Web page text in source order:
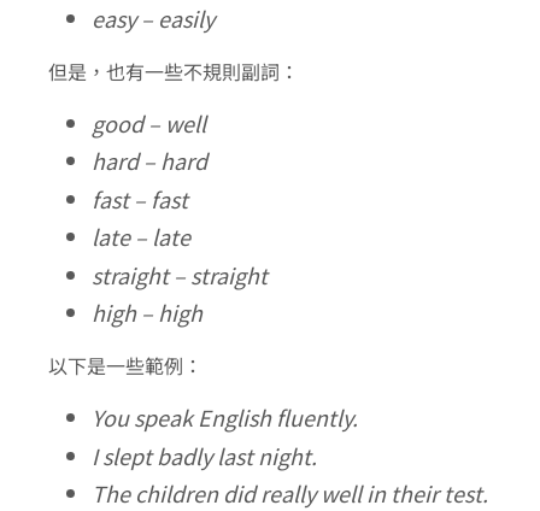
easy – easily
但是，也有一些不規則副詞：
good – well
hard – hard
fast – fast
late – late
straight – straight
high – high
以下是一些範例：
You speak English fluently.
I slept badly last night.
The children did really well in their test.